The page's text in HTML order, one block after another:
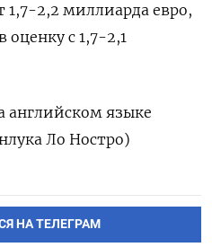
1,7-2,2 миллиарда евро,
оценку с 1,7-2,1
английском языке
Ло Ностро)
НА ТЕЛЕГРАМ